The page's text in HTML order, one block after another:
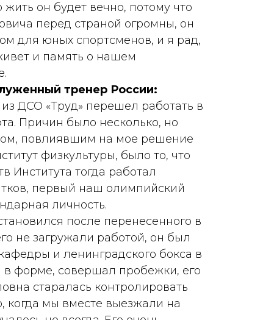
жить он будет вечно, потому что
перед страной огромны, он
для юных спортсменов, и я рад,
и память о нашем
тренер России:
ДСО «Труд» перешел работать в
Причин было несколько, но
повлиявшим на мое решение
физкультуры, было то, что
Института тогда работал
первый наш олимпийский
личность.
после перенесенного в
не загружали работой, он был
и ленинградского бокса в
форме, совершал пробежки, его
старалась контролировать
когда мы вместе выезжали на